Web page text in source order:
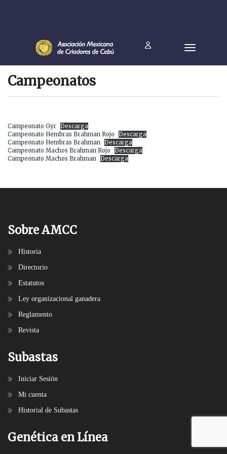
Campeonatos
Campeonato Gyr Descarga
Campeonato Hembras Brahman Rojo
Descarga
Campeonato Hembras Brahman Descarga
Campeonato Machos Brahman Rojo
Descarga
Campeonato Machos Brahman Descarga
Sobre AMCC
Historia
Directorio
Estatutos
Ley organizacional ganadera
Reglamento
Revista
Subastas
Iniciar Sesión
Mi cuenta
Historial de Subastas
Genética en Línea